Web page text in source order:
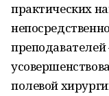
практических
преподавателей
полевой